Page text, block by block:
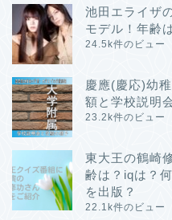
池田エライザ
モデル！年齢
24.5k件のビュー
慶應(慶応)幼
額と学校説明
23.2k件のビュー
東大王の鶴崎
齢は？iqは？
を出版？
22.1k件のビュー